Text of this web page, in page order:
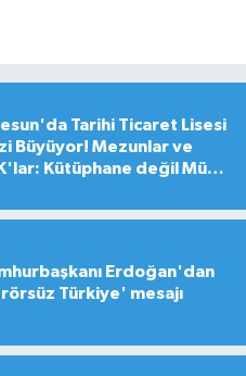
Tarihi Ticaret Lisesi
Büyüyor! Mezunlar ve
Kütüphane değil Müze
Erdoğan'dan
Türkiye' mesajı